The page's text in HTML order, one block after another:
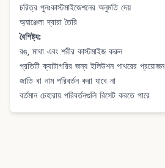
চরিত্র পুনঃকাস্টমাইজেশনের অনুমতি দেয়
অ্যাঞ্জেলা দ্বারা তৈরি
বৈশিষ্ট্য:
রঙ, মাথা এবং শরীর কাস্টমাইজ করুন
প্রতিটি ক্যাটাগরির জন্য ইলিউশন পাথরের প্রয়োজন
জাতি বা নাম পরিবর্তন করা যাবে না
বর্তমান চেহারায় পরিবর্তনগুলি রিসেট করতে পারে